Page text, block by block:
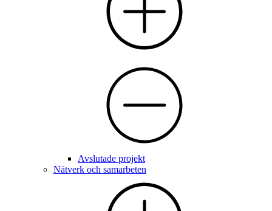
Avslutade projekt
Nätverk och samarbeten